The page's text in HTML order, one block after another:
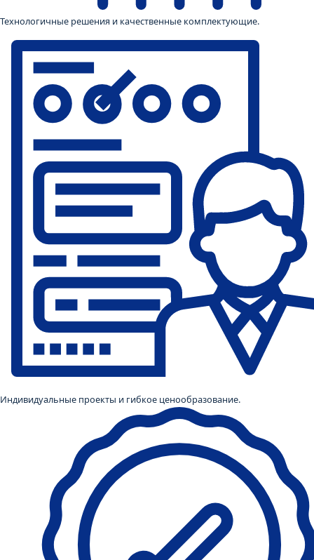
Технологичные решения и качественные комплектующие.
Индивидуальные проекты и гибкое ценообразование.